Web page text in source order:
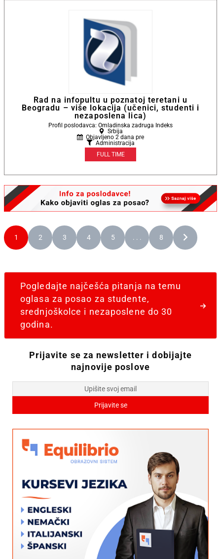
Rad na infopultu u poznatoj teretani u
Beogradu – više lokacija (učenici, studenti i
nezaposlena lica)
Profil poslodavca: Omladinska zadruga Indeks
Srbija
Objavljeno 2 dana pre
Administracija
FULL TIME
1 2 3 4 5 . . . 8
Pogledajte najčešća pitanja na temu
oglasa za posao za studente,
srednjoškolce i nezaposlene do 30
godina.
Prijavite se za newsletter i dobijajte
najnovije poslove